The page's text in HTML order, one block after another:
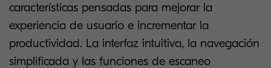
características pensadas para mejorar la
experiencia de usuario e incrementar la
productividad. La interfaz intuitiva, la navegación
simplificada y las funciones de escaneo